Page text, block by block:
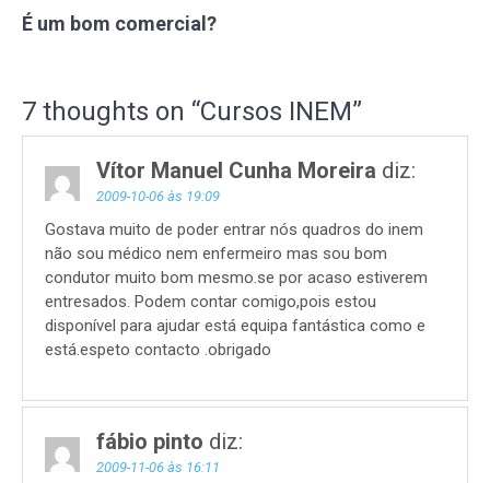
É um bom comercial?
7 thoughts on “Cursos INEM”
Vítor Manuel Cunha Moreira diz:
2009-10-06 às 19:09
Gostava muito de poder entrar nós quadros do inem
não sou médico nem enfermeiro mas sou bom
condutor muito bom mesmo.se por acaso estiverem
entresados. Podem contar comigo,pois estou
disponível para ajudar está equipa fantástica como e
está.espeto contacto .obrigado
fábio pinto diz:
2009-11-06 às 16:11